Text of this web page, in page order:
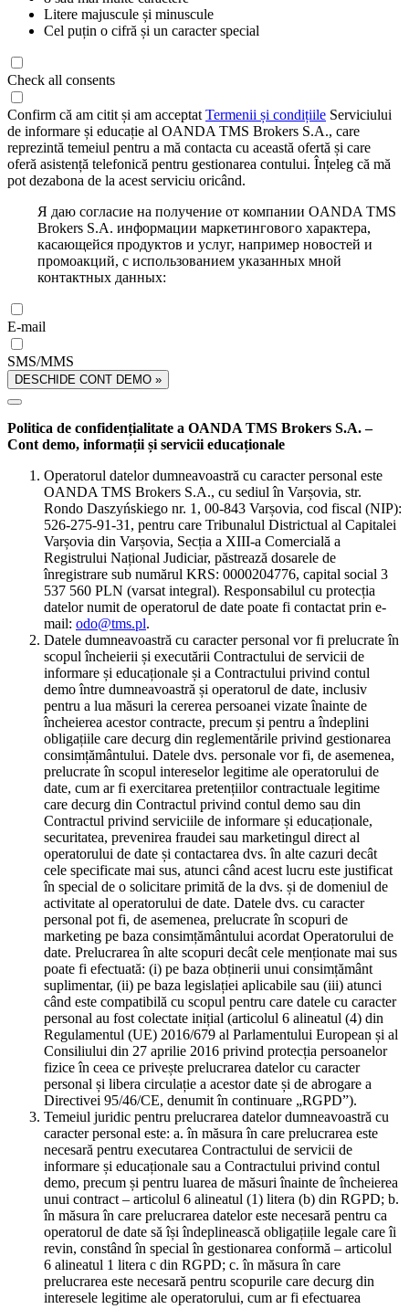
Litere majuscule și minuscule
Cel puțin o cifră și un caracter special
Check all consents
Confirm că am citit și am acceptat Termenii și condițiile Serviciului
de informare și educație al OANDA TMS Brokers S.A., care
reprezintă temeiul pentru a mă contacta cu această ofertă și care
oferă asistență telefonică pentru gestionarea contului. Înțeleg că mă
pot dezabona de la acest serviciu oricând.
Я даю согласие на получение от компании OANDA TMS
Brokers S.A. информации маркетингового характера,
касающейся продуктов и услуг, например новостей и
промоакций, с использованием указанных мной
контактных данных:
E-mail
SMS/MMS
DESCHIDE CONT DEMO »
Politica de confidențialitate a OANDA TMS Brokers S.A. –
Cont demo, informații și servicii educaționale
Operatorul datelor dumneavoastră cu caracter personal este
OANDA TMS Brokers S.A., cu sediul în Varșovia, str.
Rondo Daszyńskiego nr. 1, 00-843 Varșovia, cod fiscal (NIP):
526-275-91-31, pentru care Tribunalul Districtual al Capitalei
Varșovia din Varșovia, Secția a XIII-a Comercială a
Registrului Național Judiciar, păstrează dosarele de
înregistrare sub numărul KRS: 0000204776, capital social 3
537 560 PLN (varsat integral). Responsabilul cu protecția
datelor numit de operatorul de date poate fi contactat prin e-
mail: odo@tms.pl.
Datele dumneavoastră cu caracter personal vor fi prelucrate în
scopul încheierii și executării Contractului de servicii de
informare și educaționale și a Contractului privind contul
demo între dumneavoastră și operatorul de date, inclusiv
pentru a lua măsuri la cererea persoanei vizate înainte de
încheierea acestor contracte, precum și pentru a îndeplini
obligațiile care decurg din reglementările privind gestionarea
consimțământului. Datele dvs. personale vor fi, de asemenea,
prelucrate în scopul intereselor legitime ale operatorului de
date, cum ar fi exercitarea pretențiilor contractuale legitime
care decurg din Contractul privind contul demo sau din
Contractul privind serviciile de informare și educaționale,
securitatea, prevenirea fraudei sau marketingul direct al
operatorului de date și contactarea dvs. în alte cazuri decât
cele specificate mai sus, atunci când acest lucru este justificat
în special de o solicitare primită de la dvs. și de domeniul de
activitate al operatorului de date. Datele dvs. cu caracter
personal pot fi, de asemenea, prelucrate în scopuri de
marketing pe baza consimțământului acordat Operatorului de
date. Prelucrarea în alte scopuri decât cele menționate mai sus
poate fi efectuată: (i) pe baza obținerii unui consimțământ
suplimentar, (ii) pe baza legislației aplicabile sau (iii) atunci
când este compatibilă cu scopul pentru care datele cu caracter
personal au fost colectate inițial (articolul 6 alineatul (4) din
Regulamentul (UE) 2016/679 al Parlamentului European și al
Consiliului din 27 aprilie 2016 privind protecția persoanelor
fizice în ceea ce privește prelucrarea datelor cu caracter
personal și libera circulație a acestor date și de abrogare a
Directivei 95/46/CE, denumit în continuare „RGPD”).
Temeiul juridic pentru prelucrarea datelor dumneavoastră cu
caracter personal este: a. în măsura în care prelucrarea este
necesară pentru executarea Contractului de servicii de
informare și educaționale sau a Contractului privind contul
demo, precum și pentru luarea de măsuri înainte de încheierea
unui contract – articolul 6 alineatul (1) litera (b) din RGPD; b.
în măsura în care prelucrarea datelor este necesară pentru ca
operatorul de date să își îndeplinească obligațiile legale care îi
revin, constând în special în gestionarea conformă – articolul
6 alineatul 1 litera c din RGPD; c. în măsura în care
prelucrarea este necesară pentru scopurile care decurg din
interesele legitime ale operatorului, cum ar fi efectuarea